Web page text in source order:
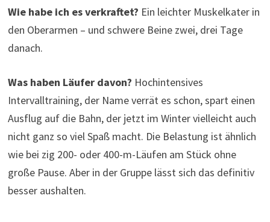
Wie habe ich es verkraftet? Ein leichter Muskelkater in
den Oberarmen – und schwere Beine zwei, drei Tage
danach.
Was haben Läufer davon? Hochintensives
Intervalltraining, der Name verrät es schon, spart einen
Ausflug auf die Bahn, der jetzt im Winter vielleicht auch
nicht ganz so viel Spaß macht. Die Belastung ist ähnlich
wie bei zig 200- oder 400-m-Läufen am Stück ohne
große Pause. Aber in der Gruppe lässt sich das definitiv
besser aushalten.